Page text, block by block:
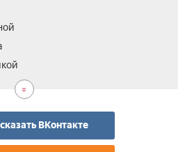
ВКонтакте